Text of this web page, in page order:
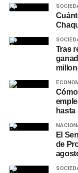
Tras
El
de